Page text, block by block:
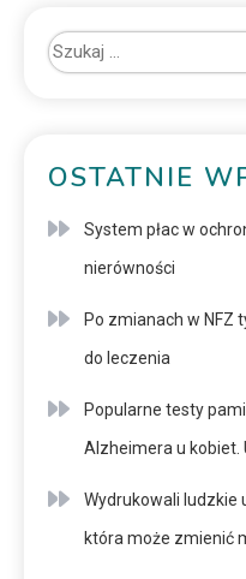
OSTATNIE
System płac w
nierówności
Po zmianach w NFZ
do leczenia
Popularne testy
Alzheimera u kobiet.
Wydrukowali ludzkie
która może zmienić